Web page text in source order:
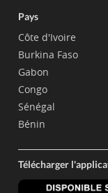
Pays
Côte d'Ivoire
Burkina Faso
Gabon
Congo
Sénégal
Bénin
Télécharger